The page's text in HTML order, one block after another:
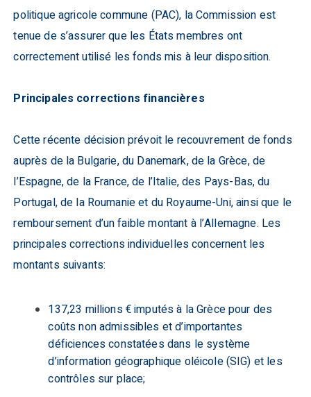
politique agricole commune (PAC), la Commission est
tenue de s’assurer que les États membres ont
correctement utilisé les fonds mis à leur disposition.
Principales corrections financières
Cette récente décision prévoit le recouvrement de fonds
auprès de la Bulgarie, du Danemark, de la Grèce, de
l’Espagne, de la France, de l’Italie, des Pays-Bas, du
Portugal, de la Roumanie et du Royaume-Uni, ainsi que le
remboursement d’un faible montant à l’Allemagne. Les
principales corrections individuelles concernent les
montants suivants:
137,23 millions € imputés à la Grèce pour des
coûts non admissibles et d’importantes
déficiences constatées dans le système
d’information géographique oléicole (SIG) et les
contrôles sur place;